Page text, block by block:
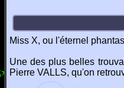
Miss X, ou l'éternel
Une des plus belles
Pierre VALLS, qu'on